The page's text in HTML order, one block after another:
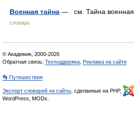
Военная тайна — см. Тайна
словарь
© Академик, 2000-2026
Обратная связь: Техподдержка Реклама на сайте
👣 Путешествия
Экспорт словарей на сайты , сделанные на PHP,
WordPress, MODx.